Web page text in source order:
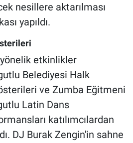
nesillere aktarılması
yapıldı.
etkinlikler
Belediyesi Halk
ve Zumba Eğitmeni
Latin Dans
katılımcılardan
DJ Burak Zengin'in sahne